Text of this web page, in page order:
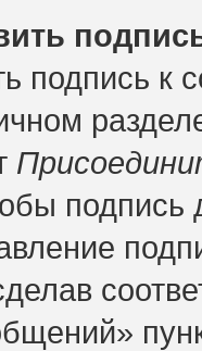
подпись
подпись